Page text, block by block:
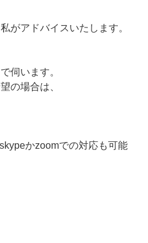
がアドバイスいたします。
伺います。
の場合は、
かzoomでの対応も可能